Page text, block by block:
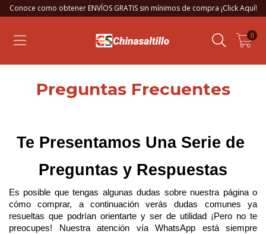
Conoce como obtener ENVÍOS GRATIS sin mínimos de compra ¡Click Aquí!
0
Preguntas Frecuentes
Te Presentamos Una Serie de
Preguntas y Respuestas
Es posible que tengas algunas dudas sobre nuestra página o
cómo comprar, a continuación verás dudas comunes ya
resueltas que podrían orientarte y ser de utilidad ¡Pero no te
preocupes! Nuestra atención vía WhatsApp está siempre